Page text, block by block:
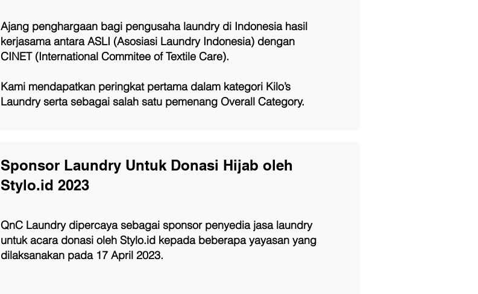
Ajang penghargaan bagi pengusaha laundry di Indonesia hasil
kerjasama antara ASLI (Asosiasi Laundry Indonesia) dengan
CINET (International Commitee of Textile Care).
Kami mendapatkan peringkat pertama dalam kategori Kilo’s
Laundry serta sebagai salah satu pemenang Overall Category.
Sponsor Laundry Untuk Donasi Hijab oleh
Stylo.id 2023
QnC Laundry dipercaya sebagai sponsor penyedia jasa laundry
untuk acara donasi oleh Stylo.id kepada beberapa yayasan yang
dilaksanakan pada 17 April 2023.